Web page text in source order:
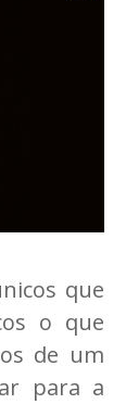
que
o que
de um
para a